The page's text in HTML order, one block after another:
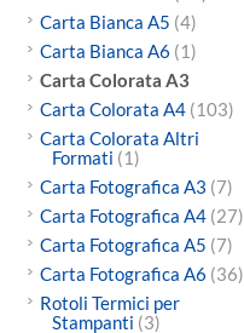
Carta Bianca A5 (4)
Carta Bianca A6 (1)
Carta Colorata A3
Carta Colorata A4 (103)
Carta Colorata Altri
Formati (1)
Carta Fotografica A3 (7)
Carta Fotografica A4 (27)
Carta Fotografica A5 (7)
Carta Fotografica A6 (36)
Rotoli Termici per
Stampanti (3)